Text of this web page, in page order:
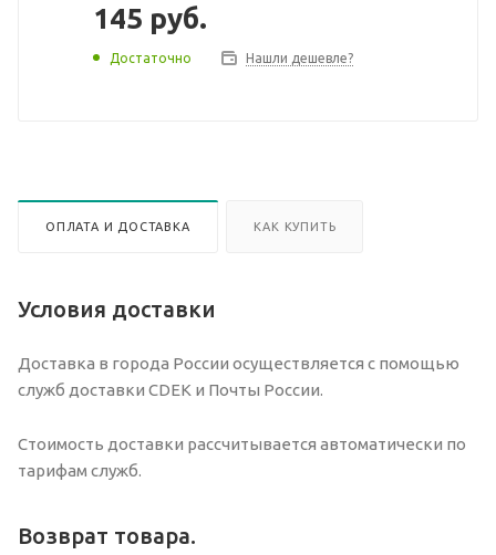
145 руб.
Достаточно Нашли дешевле?
ОПЛАТА И ДОСТАВКА КАК КУПИТЬ
Условия доставки
Доставка в города России осуществляется с помощью
служб доставки CDEK и Почты России.
Стоимость доставки рассчитывается автоматически по
тарифам служб.
Возврат товара.